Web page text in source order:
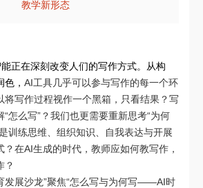
教学新形态
正在深刻改变人们的写作方式。从构
， AI工具几乎可以参与写作的每一个环
将写作过程视作一个黑箱，只看结果？写
怎么写”？我们也更需要重新思考“为何
训练思维、组织知识、自我表达与开展
在AI生成的时代，教师应如何教写作，
？
发展沙龙”聚焦“怎么写与为何写——AI时